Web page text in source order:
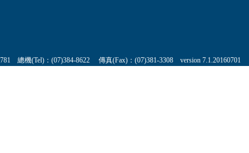
總機(Tel)：(07)384-8622 傳真(Fax)：(07)381-3308 version 7.1.20160701